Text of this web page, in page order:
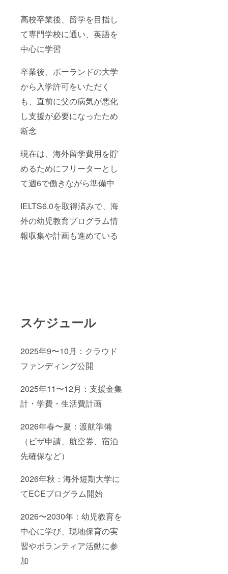
高校卒業後、留学を目指し
て専門学校に通い、英語を
中心に学習
卒業後、ポーランドの大学
から入学許可をいただく
も、直前に父の病気が悪化
し支援が必要になったため
断念
現在は、海外留学費用を貯
めるためにフリーターとし
て週6で働きながら準備中
IELTS6.0を取得済みで、海
外の幼児教育プログラム情
報収集や計画も進めている
スケジュール
2025年9〜10月：クラウド
ファンディング公開
2025年11〜12月：支援金集
計・学費・生活費計画
2026年春〜夏：渡航準備
（ビザ申請、航空券、宿泊
先確保など）
2026年秋：海外短期大学に
てECEプログラム開始
2026〜2030年：幼児教育を
中心に学び、現地保育の実
習やボランティア活動に参
加